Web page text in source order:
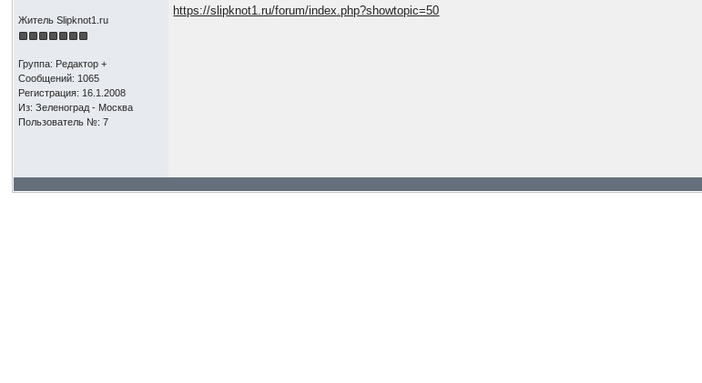
Житель Slipknot1.ru
Группа: Редактор +
Сообщений: 1065
Регистрация: 16.1.2008
Из: Зеленоград - Москва
Пользователь №: 7
https://slipknot1.ru/forum/index.php?showtopic=50